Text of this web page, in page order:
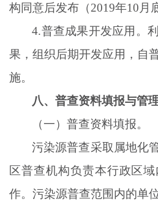
构同意后发布（2019年10月
4.普查成果开发应用。
果，组织后期开发应用，自
施。
八、普查资料填报与管
（一）普查资料填报。
污染源普查采取属地化
区普查机构负责本行政区
作。污染源普查范围内的单